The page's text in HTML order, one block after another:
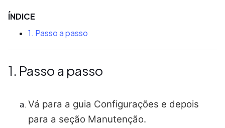
ÍNDICE
1. Passo a passo
1. Passo a passo
Vá para a guia Configurações e depois
para a seção Manutenção.